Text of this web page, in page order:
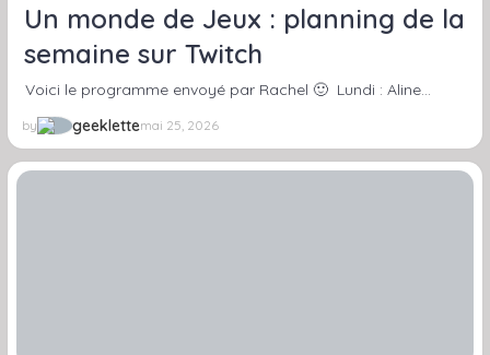
Un monde de Jeux : planning de la
semaine sur Twitch
Voici le programme envoyé par Rachel 🙂 Lundi : Aline…
by geeklettemai 25, 2026